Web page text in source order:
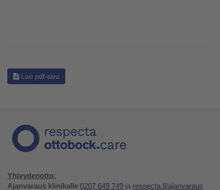
Luo pdf-sivu
Yhteydenotto:
Ajanvaraus klinikalle 0207 649 749 ja respecta.fi/ajanvaraus